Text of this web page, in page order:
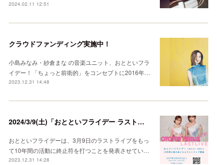
2024.02.11 12:51
クラウドファンディング実施中！
小島みなみ・紗倉まな の音楽ユニット、おとといフラ
イデー！「ちょっと前衛的」をコンセプトに2016年…
2023.12.31 14:48
2024/3/9(土)「おとといフライデー ラストライブ 2016-2024」開催
おとといフライデーは、3月9日のラストライブをもっ
て10年間の活動に終止符を打つことを発表させてい…
2023.12.31 14:28